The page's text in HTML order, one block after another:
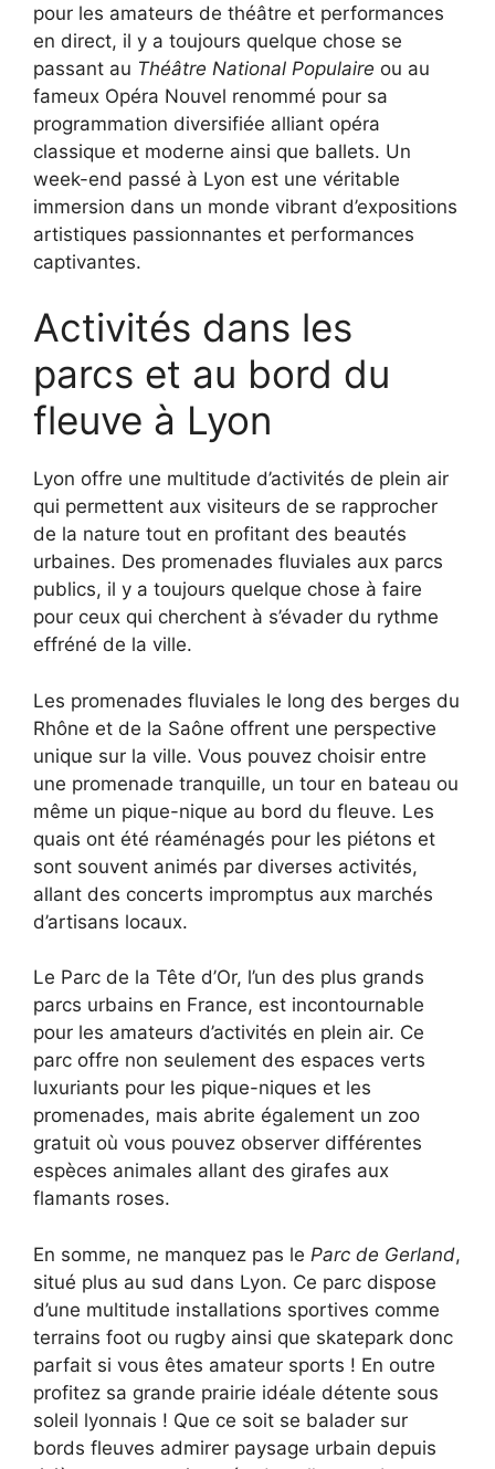
pour les amateurs de théâtre et performances
en direct, il y a toujours quelque chose se
passant au Théâtre National Populaire ou au
fameux Opéra Nouvel renommé pour sa
programmation diversifiée alliant opéra
classique et moderne ainsi que ballets. Un
week-end passé à Lyon est une véritable
immersion dans un monde vibrant d’expositions
artistiques passionnantes et performances
captivantes.
Activités dans les
parcs et au bord du
fleuve à Lyon
Lyon offre une multitude d’activités de plein air
qui permettent aux visiteurs de se rapprocher
de la nature tout en profitant des beautés
urbaines. Des promenades fluviales aux parcs
publics, il y a toujours quelque chose à faire
pour ceux qui cherchent à s’évader du rythme
effréné de la ville.
Les promenades fluviales le long des berges du
Rhône et de la Saône offrent une perspective
unique sur la ville. Vous pouvez choisir entre
une promenade tranquille, un tour en bateau ou
même un pique-nique au bord du fleuve. Les
quais ont été réaménagés pour les piétons et
sont souvent animés par diverses activités,
allant des concerts impromptus aux marchés
d’artisans locaux.
Le Parc de la Tête d’Or, l’un des plus grands
parcs urbains en France, est incontournable
pour les amateurs d’activités en plein air. Ce
parc offre non seulement des espaces verts
luxuriants pour les pique-niques et les
promenades, mais abrite également un zoo
gratuit où vous pouvez observer différentes
espèces animales allant des girafes aux
flamants roses.
En somme, ne manquez pas le Parc de Gerland,
situé plus au sud dans Lyon. Ce parc dispose
d’une multitude installations sportives comme
terrains foot ou rugby ainsi que skatepark donc
parfait si vous êtes amateur sports ! En outre
profitez sa grande prairie idéale détente sous
soleil lyonnais ! Que ce soit se balader sur
bords fleuves admirer paysage urbain depuis